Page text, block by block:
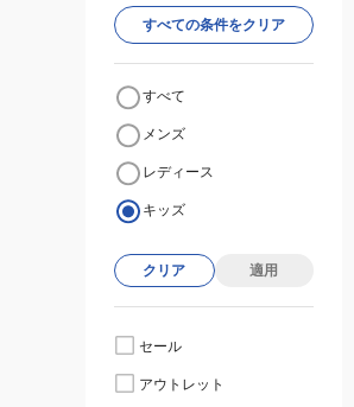
すべての条件をクリア
すべて
メンズ
レディース
キッズ
クリア 適用
セール
アウトレット